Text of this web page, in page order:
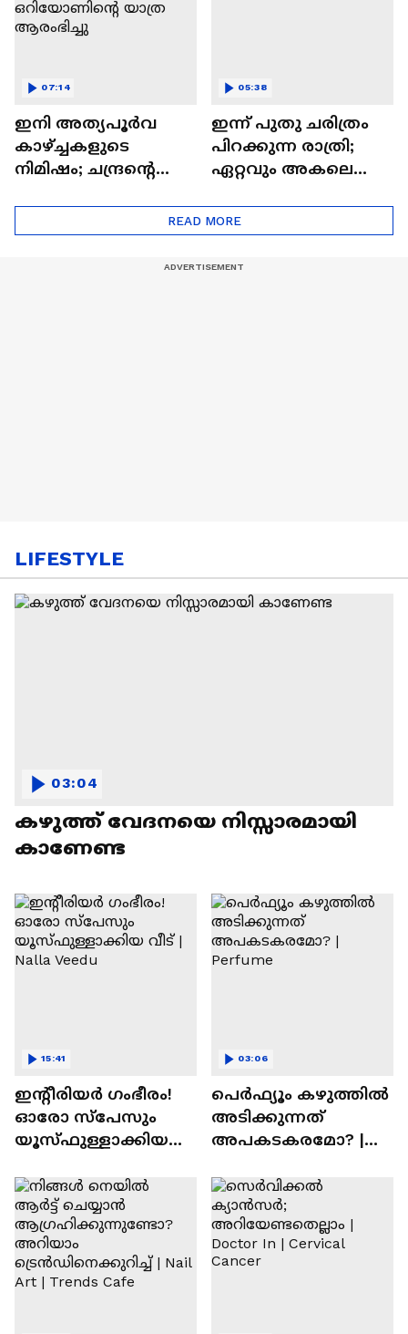
ഇനി അത്യപൂര്‍വ
കാഴ്ച്ചകളുടെ
നിമിഷം; ചന്ദ്രന്റെ
ഒറിയോണിന്റെ യാത്ര
ആരംഭിച്ചു
07:14
ഇന്ന് പുതു ചരിത്രം
പിറക്കുന്ന രാത്രി;
ഏറ്റവും അകലെ
05:38
READ MORE
LIFESTYLE
കഴുത്ത് വേദനയെ നിസ്സാരമായി
കാണേണ്ട
03:04
ഇന്റീരിയർ ഗംഭീരം!
ഓരോ സ്‌പേസും
യൂസ്ഫുള്ളാക്കിയ
15:41
പെർഫ്യൂം കഴുത്തിൽ
അടിക്കുന്നത്
അപകടകരമോ? |
03:06